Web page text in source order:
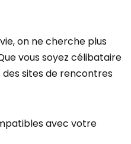
on ne cherche plus
vous soyez célibataire
sites de rencontres
avec votre